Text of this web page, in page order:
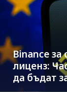
Binance за
лиценз:
да бъдат